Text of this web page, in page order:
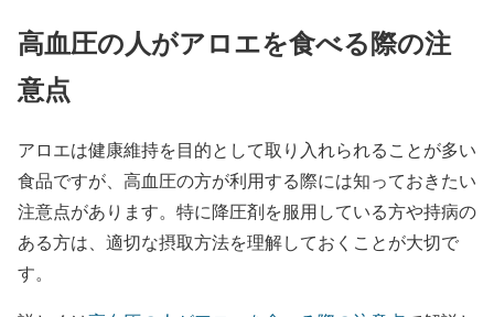
高血圧の人がアロエを食べる際の注
意点
アロエは健康維持を目的として取り入れられることが多い
食品ですが、高血圧の方が利用する際には知っておきたい
注意点があります。特に降圧剤を服用している方や持病の
ある方は、適切な摂取方法を理解しておくことが大切で
す。